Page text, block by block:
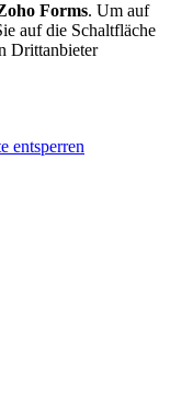
Forms. Um auf
auf die Schaltfläche
Drittanbieter
entsperren